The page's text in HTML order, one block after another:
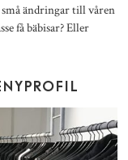
ändringar till våren
få bäbisar? Eller